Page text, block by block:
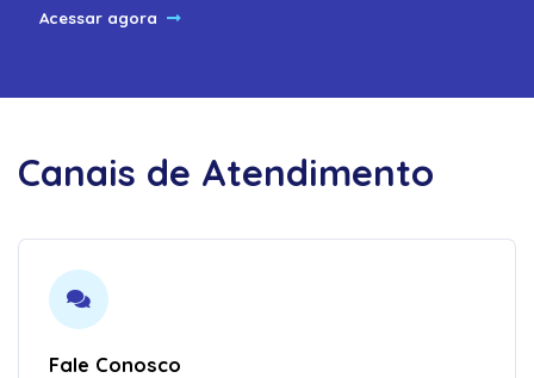
Acessar agora
Canais de Atendimento
Fale Conosco